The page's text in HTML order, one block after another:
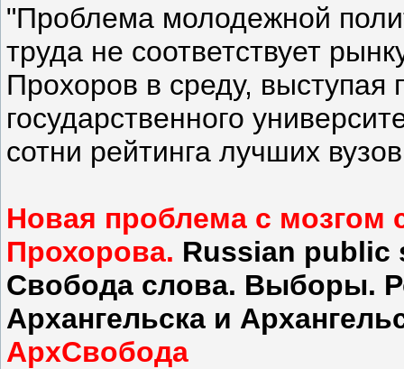
"Проблема молодежной
труда не соответствует
Прохоров в среду, выступая
государственного
сотни рейтинга лучших
Новая проблема с мозгом
Прохорова. Russian public
Свобода слова. Выборы.
Архангельска и
АрхСвобода